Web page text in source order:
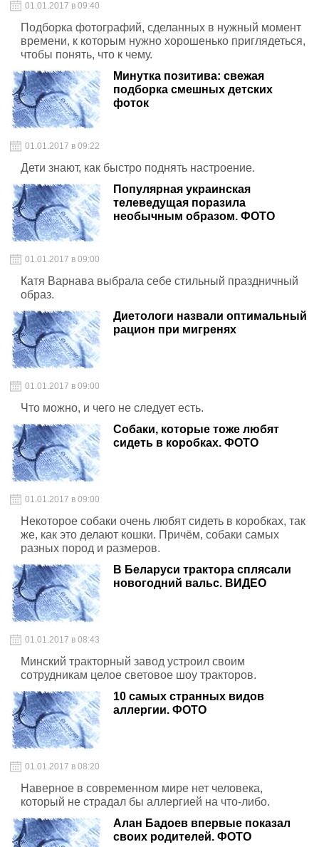
01.01.2017 в 09:40
Подборка фотографий, сделанных в нужный момент
времени, к которым нужно хорошенько приглядеться,
чтобы понять, что к чему.
Минутка позитива: свежая
подборка смешных детских
фоток
01.01.2017 в 09:22
Дети знают, как быстро поднять настроение.
Популярная украинская
телеведущая поразила
необычным образом. ФОТО
01.01.2017 в 09:00
Катя Варнава выбрала себе стильный праздничный
образ.
Диетологи назвали оптимальный
рацион при мигренях
01.01.2017 в 09:00
Что можно, и чего не следует есть.
Собаки, которые тоже любят
сидеть в коробках. ФОТО
01.01.2017 в 09:00
Некоторое собаки очень любят сидеть в коробках, так
же, как это делают кошки. Причём, собаки самых
разных пород и размеров.
В Беларуси трактора сплясали
новогодний вальс. ВИДЕО
01.01.2017 в 08:43
Минский тракторный завод устроил своим
сотрудникам целое световое шоу тракторов.
10 самых странных видов
аллергии. ФОТО
01.01.2017 в 08:20
Наверное в современном мире нет человека,
который не страдал бы аллергией на что-либо.
Алан Бадоев впервые показал
своих родителей. ФОТО